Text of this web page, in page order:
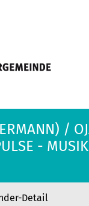
/
-
Detail